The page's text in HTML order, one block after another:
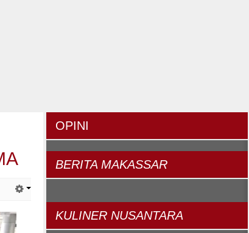
OPINI
BERITAMAKASSAR
KULINERNUSANTARA